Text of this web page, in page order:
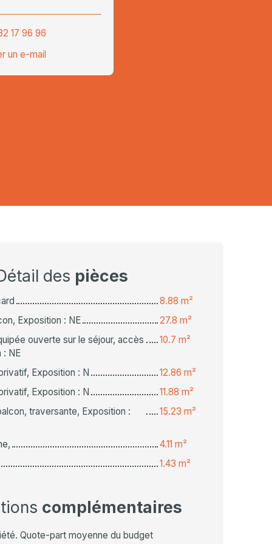
17 96 96
un e-mail
des pièces
8.88 m²
Exposition : NE
27.8 m²
ouverte sur le séjour, accès
: NE
10.7 m²
Exposition : N
12.86 m²
Exposition : N
11.88 m²
traversante, Exposition :
15.23 m²
4.11 m²
1.43 m²
complémentaires
Quote-part moyenne du budget